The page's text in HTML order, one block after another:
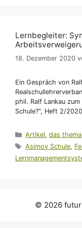
Lernbegleiter:
18. Dezember 2020
Ein Gespräch von
phil. Ralf Lankau
Schule?“, Heft 2/2020
Kategorien
Artikel,das thema
Schlagwörter
Asimov Schule,
© 2026